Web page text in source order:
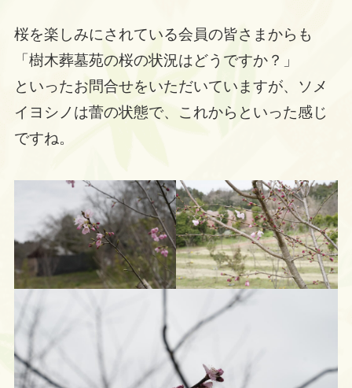
桜を楽しみにされている会員の皆さまからも
「樹木葬墓苑の桜の状況はどうですか？」
といったお問合せをいただいていますが、ソメ
イヨシノは蕾の状態で、これからといった感じ
ですね。